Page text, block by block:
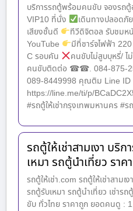
บริการรถตู้พร้อมคนขับ จองรถ
VIP10 ที่นั่ง
เดินทางปลอดภัย
เสียงชั้นดี
ทีวีดิจิตอล รับชมห
YouTube
มีที่ชาร์จไฟฟ้า
C รอบคัน
คนขับไม่สูบบุหรี่/
คนขับติดต่อ ☎☎. 084-875-
089-8449998 คุณติม Line ID
https://line.me/ti/p/
#รถตู้ให้เช่ากรุงเทพมหานคร #
รถตู้ให้เช่าสามเงา บริ
เหมา รถตู้นำเที่ยว ราค
รถตู้ให้เช่า.com รถตู้ให้เช่าสามเ
รถตู้รับเหมา รถตู้นำเที่ยว เช่าร
ขับ ทั่วไทย ราคาถูก ยอดคนดู :